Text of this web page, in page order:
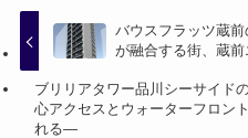
バウスフラッツ蔵
が融合する街、蔵
ブリリアタワー品川シーサイド
心アクセスとウォーターフロン
れる—